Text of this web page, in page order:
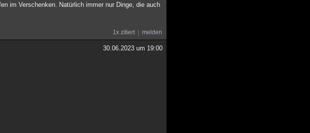
im Verschenken. Natürlich immer nur Dinge, die auch
1x zitiert melden
30.06.2023 um 19:00